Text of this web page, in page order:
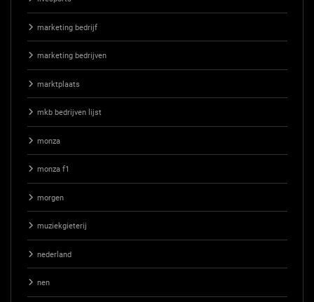
marketing bedrijf
marketing bedrijven
marktplaats
mkb bedrijven lijst
monza
monza f1
morgen
muziekgieterij
nederland
nen